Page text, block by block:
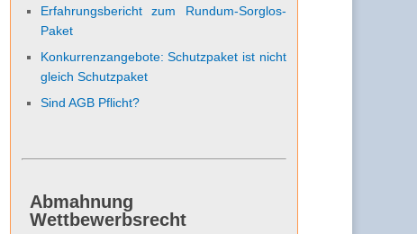
Erfahrungsbericht zum Rundum-Sorglos-
Paket
Konkurrenzangebote: Schutzpaket ist nicht
gleich Schutzpaket
Sind AGB Pflicht?
Abmahnung
Wettbewerbsrecht